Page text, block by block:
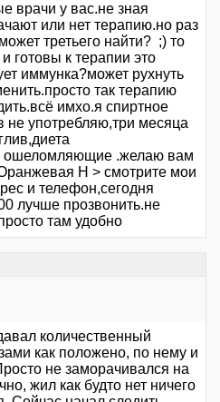
врачи у вас.не зная
или нет терапию.но раз
третьего найти? ;) то
готовы к терапии это
иммунка?может рухнуть
так терапию
имхо.я спиртное
не употребляю,три месяца
ошеломляющие .желаю вам
Н > смотрите мои
и телефон,сегодня
лучше прозвонить.не
там удобно
количественный
как положено, по нему и
не заморачивался на
жил как будто нет ничего